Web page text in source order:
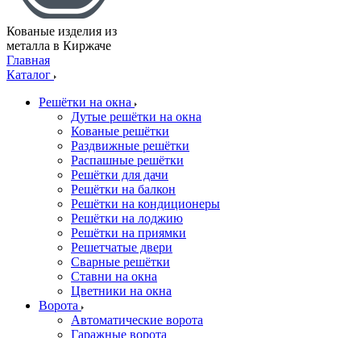
Кованые изделия из
металла в Киржаче
Главная
Каталог
Решётки на окна
Дутые решётки на окна
Кованые решётки
Раздвижные решётки
Распашные решётки
Решётки для дачи
Решётки на балкон
Решётки на кондиционеры
Решётки на лоджию
Решётки на приямки
Решетчатые двери
Сварные решётки
Ставни на окна
Цветники на окна
Ворота
Автоматические ворота
Гаражные ворота